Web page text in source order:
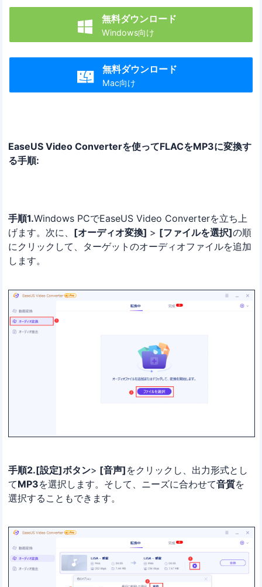

無料ダウンロード
Windows向け

無料ダウンロード
Mac向け
EaseUS Video Converterを使ってFLACをMP3に変換す
る手順:
手順1.Windows PCでEaseUS Video Converterを立ち上
げます。次に、 [オーディオ変換] > [ファイルを選択]の順
にクリックして、ターゲットのオーディオファイルを追加
します。
手順2.[設定]ボタン> [音声] をクリックし、出力形式とし
てMP3を選択します。そして、ニーズに合わせて音質を
選択することもできます。